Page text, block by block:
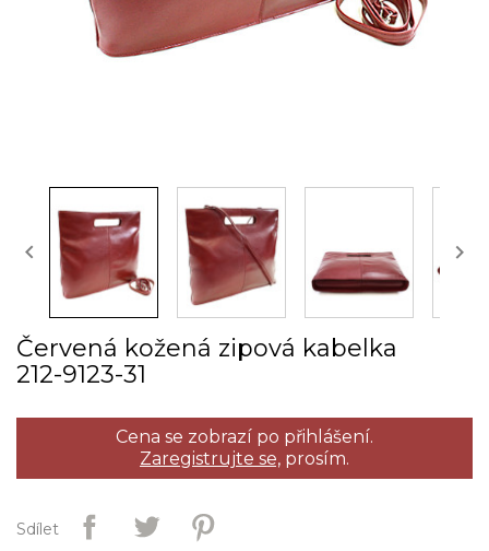
 
Červená kožená zipová kabelka
212­-9123­-31
Cena se zobrazí po přihlášení.
Zaregistrujte se, prosím.
Sdílet